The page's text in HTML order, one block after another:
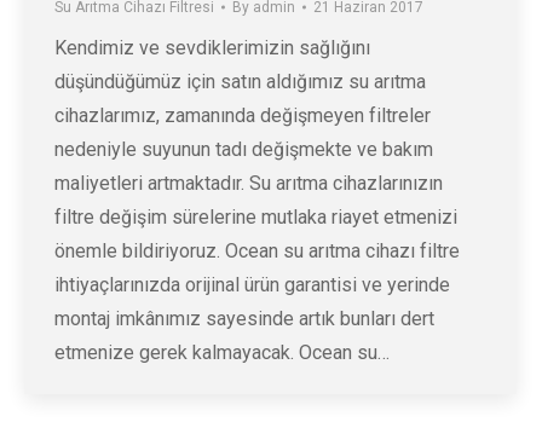
Su Arıtma Cihazı Filtresi By admin 21 Haziran 2017
Kendimiz ve sevdiklerimizin sağlığını
düşündüğümüz için satın aldığımız su arıtma
cihazlarımız, zamanında değişmeyen filtreler
nedeniyle suyunun tadı değişmekte ve bakım
maliyetleri artmaktadır. Su arıtma cihazlarınızın
filtre değişim sürelerine mutlaka riayet etmenizi
önemle bildiriyoruz. Ocean su arıtma cihazı filtre
ihtiyaçlarınızda orijinal ürün garantisi ve yerinde
montaj imkânımız sayesinde artık bunları dert
etmenize gerek kalmayacak. Ocean su…